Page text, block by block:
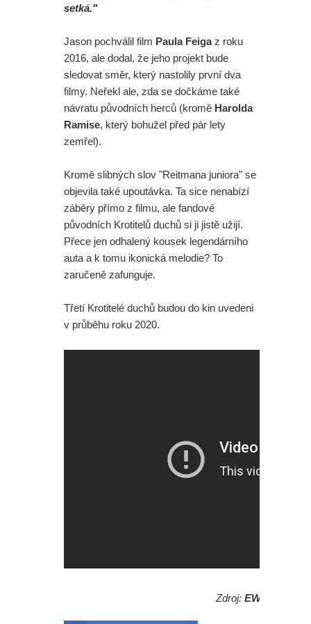
setká."
Jason pochválil film Paula Feigaz roku
2016, ale dodal, že jeho projekt bude
sledovat směr, který nastolily první dva
filmy. Neřekl ale, zda se dočkáme také
návratu původních herců (kromě Harolda
Ramise, který bohužel před pár lety
zemřel).
Kromě slibných slov "Reitmana juniora" se
objevila také upoutávka. Ta sice nenabízí
záběry přímo z filmu, ale fandové
původních Krotitelů duchů si ji jistě užijí.
Přece jen odhalený kousek legendárního
auta a k tomu ikonická melodie? To
zaručeně zafunguje.
Třetí Krotitelé duchů budou do kin uvedeni
v průběhu roku 2020.
Zdroj: EW